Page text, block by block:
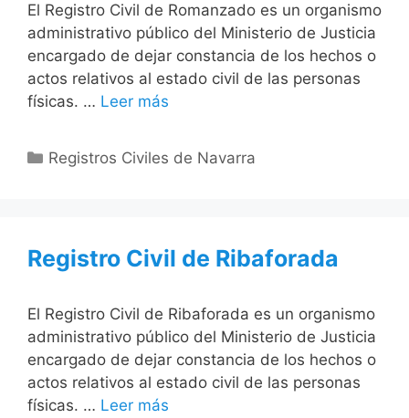
El Registro Civil de Romanzado es un organismo
administrativo público del Ministerio de Justicia
encargado de dejar constancia de los hechos o
actos relativos al estado civil de las personas
físicas. … Leer más
Categorías
Registros Civiles de Navarra
Registro Civil de Ribaforada
El Registro Civil de Ribaforada es un organismo
administrativo público del Ministerio de Justicia
encargado de dejar constancia de los hechos o
actos relativos al estado civil de las personas
físicas. … Leer más